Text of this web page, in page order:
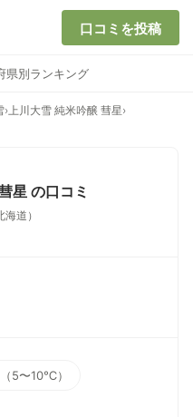
口コミを投稿
県別ランキング
›上川大雪 純米吟醸 彗星›
星 の口コミ
海道）
5〜10℃）